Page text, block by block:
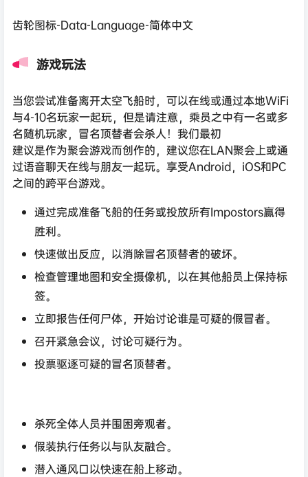
齿轮图标-Data-Language-简体中文
游戏玩法
当您尝试准备离开太空飞船时，可以在线或通过本地WiFi
与4-10名玩家一起玩，但是请注意，乘员之中有一名或多
名随机玩家，冒名顶替者会杀人！我们最初
建议是作为聚会游戏而创作的，建议您在LAN聚会上或通
过语音聊天在线与朋友一起玩。享受Android，iOS和PC
之间的跨平台游戏。
通过完成准备飞船的任务或投放所有Impostors赢得
胜利。
快速做出反应，以消除冒名顶替者的破坏。
检查管理地图和安全摄像机，以在其他船员上保持标
签。
立即报告任何尸体，开始讨论谁是可疑的假冒者。
召开紧急会议，讨论可疑行为。
投票驱逐可疑的冒名顶替者。
杀死全体人员并围困旁观者。
假装执行任务以与队友融合。
潜入通风口以快速在船上移动。